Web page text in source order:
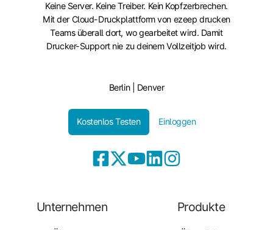
Keine Server. Keine Treiber. Kein Kopfzerbrechen.
Mit der Cloud-Druckplattform von ezeep drucken
Teams überall dort, wo gearbeitet wird. Damit
Drucker-Support nie zu deinem Vollzeitjob wird.
Berlin | Denver
Kostenlos Testen Einloggen
Unternehmen Produkte